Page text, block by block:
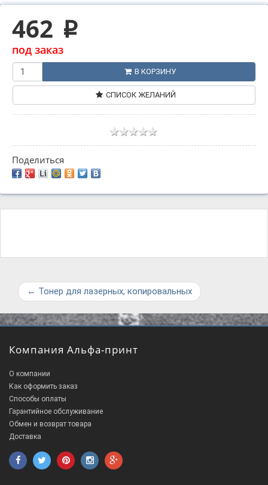
462 p
под заказ
В КОРЗИНУ
СПИСОК ЖЕЛАНИЙ
Поделиться
← Тонер для лазерных, копировальных
Компания Альфа-принт
О компании
Как оформить заказ
Способы оплаты
Гарантийное обслуживание
Обмен и возврат товара
Доставка